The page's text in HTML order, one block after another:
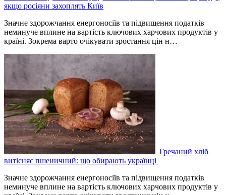
якщо росіяни захоплять Київ
Значне здорожчання енергоносіїв та підвищення податків
неминуче вплине на вартість ключових харчових продуктів у
країні. Зокрема варто очікувати зростання цін н…
Гречаний хліб
витісняє пшеничний: що обирають українці
Значне здорожчання енергоносіїв та підвищення податків
неминуче вплине на вартість ключових харчових продуктів у